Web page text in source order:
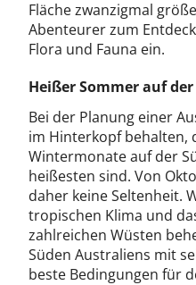
Fläche zwanzigmal
Abenteurer zum
Flora und Fauna ein.
Heißer Sommer auf
Bei der Planung einer
im Hinterkopf behalten,
Wintermonate auf der
heißesten sind. Von
daher keine Seltenheit.
tropischen Klima und
zahlreichen Wüsten
Süden Australiens mit
beste Bedingungen für